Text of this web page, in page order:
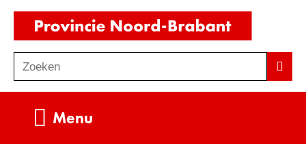
Ga
de
inhoud
o
e
Zoeken
Menu